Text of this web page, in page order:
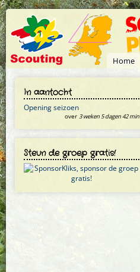
Overslaan en naar de inhoud gaan
Home
In aantocht
Opening seizoen
over 3 weken 5 dagen 42 min
Steun de groep gratis!